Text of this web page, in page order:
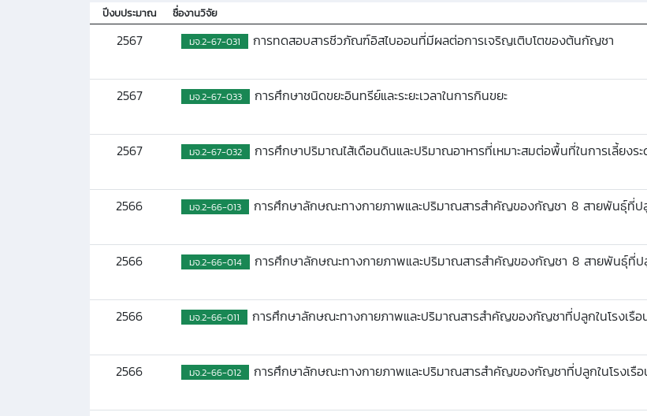
ปีงบประมาณ ชื่องานวิจัย
2567 มจ.2-67-031 การทดสอบสารชีวภัณฑ์อิสไบออนที่มีผลต่อการเจริญเติบโตของต้นกัญชา
2567 มจ.2-67-033 การศึกษาชนิดขยะอินทรีย์และระยะเวลาในการกินขยะ
2567 มจ.2-67-032 การศึกษาปริมาณไส้เดือนดินและปริมาณอาหารที่เหมาะสมต่อพื้นที่ในการเลี้ยงร
2566 มจ.2-66-013 การศึกษาลักษณะทางกายภาพและปริมาณสารสำคัญของกัญชา 8 สายพันธุ์ที่ปลู
2566 มจ.2-66-014 การศึกษาลักษณะทางกายภาพและปริมาณสารสำคัญของกัญชา 8 สายพันธุ์ที่ป
2566 มจ.2-66-011 การศึกษาลักษณะทางกายภาพและปริมาณสารสำคัญของกัญชาที่ปลูกในโรงเรื
2566 มจ.2-66-012 การศึกษาลักษณะทางกายภาพและปริมาณสารสำคัญของกัญชาที่ปลูกในโรงเรื